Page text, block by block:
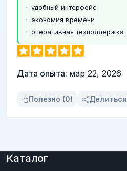
удобный интерфейс
экономия времени
оперативная техподдержка
Дата опыта: мар 22, 2026
Полезно (0) Делиться
Каталог